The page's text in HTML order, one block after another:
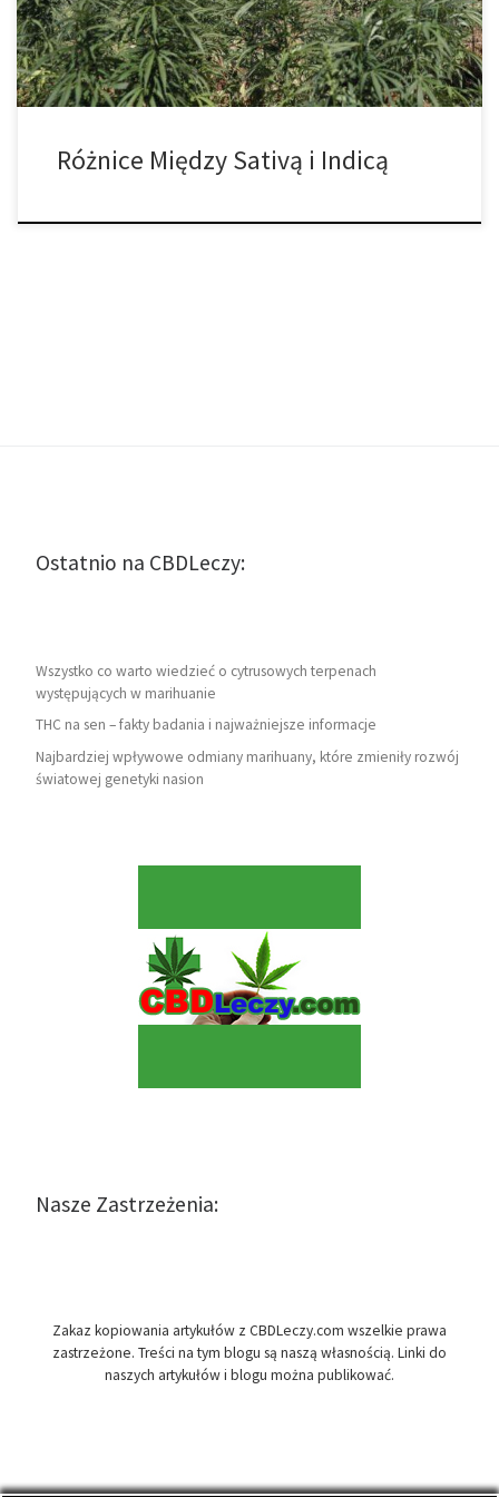
szczepu i […]
Różnice Między Sativą i Indicą
Ostatnio na CBDLeczy:
Wszystko co warto wiedzieć o cytrusowych terpenach
występujących w marihuanie
THC na sen – fakty badania i najważniejsze informacje
Najbardziej wpływowe odmiany marihuany, które zmieniły rozwój
światowej genetyki nasion
Nasze Zastrzeżenia:
Zakaz kopiowania artykułów z CBDLeczy.com wszelkie prawa
zastrzeżone. Treści na tym blogu są naszą własnością. Linki do
naszych artykułów i blogu można publikować.